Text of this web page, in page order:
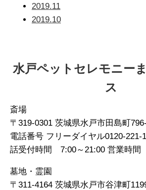
2019.11
2019.10
水戸ペットセレモニー
ス
斎場
〒319-0301 茨城県水戸市田島町
電話番号 フリーダイヤル0120-
話受付時間 7:00～21:00 営業時間
墓地・霊園
〒311-4164 茨城県水戸市谷津町